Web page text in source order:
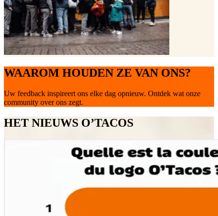
WAAROM HOUDEN ZE VAN ONS?
Uw feedback inspireert ons elke dag opnieuw. Ontdek wat onze
community over ons zegt.
HET NIEUWS O’TACOS